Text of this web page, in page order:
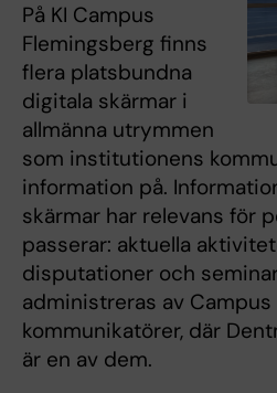
På KI Campus
Flemingsberg finns
flera platsbundna
digitala skärmar i
allmänna utrymmen
som institutionens
information på.
skärmar har relevans för
passerar: aktuella
disputationer och
administreras av
kommunikatörer, där
är en av dem.